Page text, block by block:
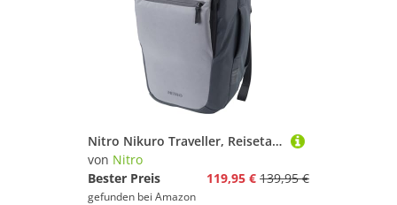
Nitro Nikuro Traveller, Reisetasche, Alltagsrucksack, Daypack, herrausnehmbaren Packwürfel und integriertem Hygienefach
von Nitro
Bester Preis
119,95 € 139,95 €
gefunden bei Amazon